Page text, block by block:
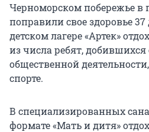
Черноморском побережье в
поправили свое здоровье 37
детском лагере «Артек»
из числа ребят, добившихся
общественной
спорте.
В специализированных
формате «Мать и дитя»